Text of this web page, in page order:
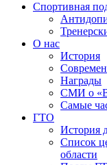
Спортивная
О нас
История
Награды
СМИ о
Самые
ГТО
История
Список
области